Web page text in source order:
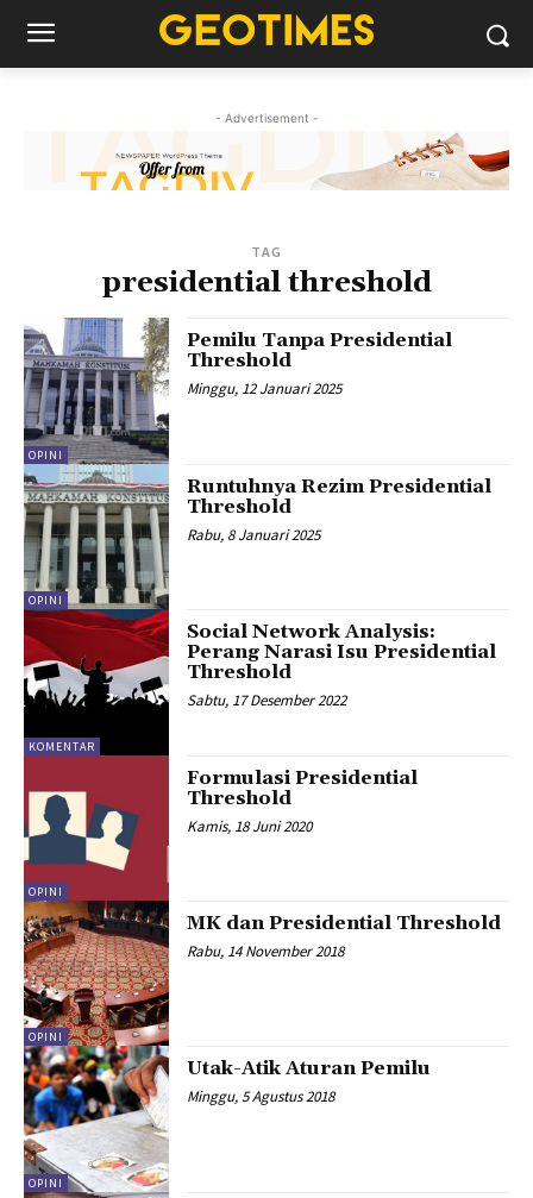
- Advertisement -
TAG
presidential threshold
OPINI
Pemilu Tanpa Presidential
Threshold
Minggu, 12 Januari 2025
OPINI
Runtuhnya Rezim Presidential
Threshold
Rabu, 8 Januari 2025
KOMENTAR
Social Network Analysis:
Perang Narasi Isu Presidential
Threshold
Sabtu, 17 Desember 2022
OPINI
Formulasi Presidential
Threshold
Kamis, 18 Juni 2020
OPINI
MK dan Presidential Threshold
Rabu, 14 November 2018
OPINI
Utak-Atik Aturan Pemilu
Minggu, 5 Agustus 2018